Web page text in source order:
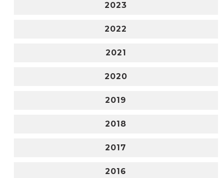
2023
2022
2021
2020
2019
2018
2017
2016